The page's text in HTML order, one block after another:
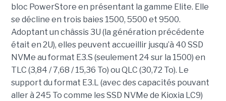
bloc PowerStore en présentant la gamme Elite. Elle
se décline en trois baies 1500, 5500 et 9500.
Adoptant un châssis 3U (la génération précédente
était en 2U), elles peuvent accueillir jusqu’à 40 SSD
NVMe au format E3.S (seulement 24 sur la 1500) en
TLC (3,84 / 7,68 / 15,36 To) ou QLC (30,72 To). Le
support du format E3.L (avec des capacités pouvant
aller à 245 To comme les SSD NVMe de Kioxia LC9)